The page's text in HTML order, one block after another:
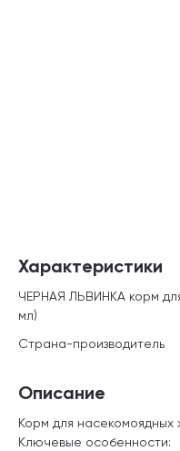
Описание
Корм для насекомоядных
Ключевые особенности:
Характеристики
ЧЕРНАЯ ЛЬВИНКА корм
мл)
Страна-производитель